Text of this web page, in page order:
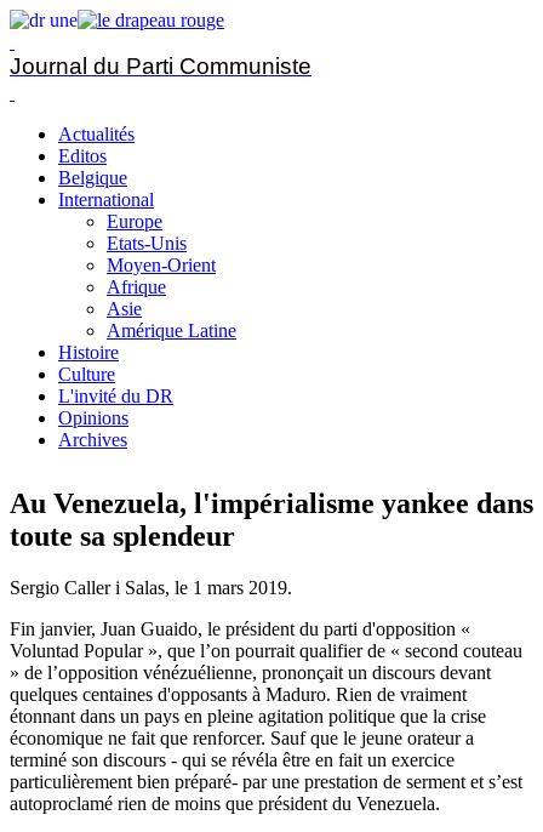
Journal du Parti Communiste
Actualités
Editos
Belgique
International
Europe
Etats-Unis
Moyen-Orient
Afrique
Asie
Amérique Latine
Histoire
Culture
L'invité du DR
Opinions
Archives
Au Venezuela, l'impérialisme yankee dans
toute sa splendeur
Sergio Caller i Salas, le 1 mars 2019.
Fin janvier, Juan Guaido, le président du parti d'opposition «
Voluntad Popular », que l’on pourrait qualifier de « second couteau
» de l’opposition vénézuélienne, prononçait un discours devant
quelques centaines d'opposants à Maduro. Rien de vraiment
étonnant dans un pays en pleine agitation politique que la crise
économique ne fait que renforcer. Sauf que le jeune orateur a
terminé son discours - qui se révéla être en fait un exercice
particulièrement bien préparé- par une prestation de serment et s’est
autoproclamé rien de moins que président du Venezuela.